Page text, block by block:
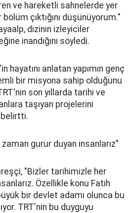
ve hareketli sahnelerde yer
çıktığını düşünüyorum."
dizinin izleyiciler
inandığını söyledi.
hayatını anlatan yapımın genç
bir misyona sahip olduğunu
son yıllarda tarihi ve
taşıyan projelerini
gurur duyan insanlarız"
"Bizler tarihimizle her
Özellikle konu Fatih
bir devlet adamı olunca bu
TRT'nin bu duyguyu